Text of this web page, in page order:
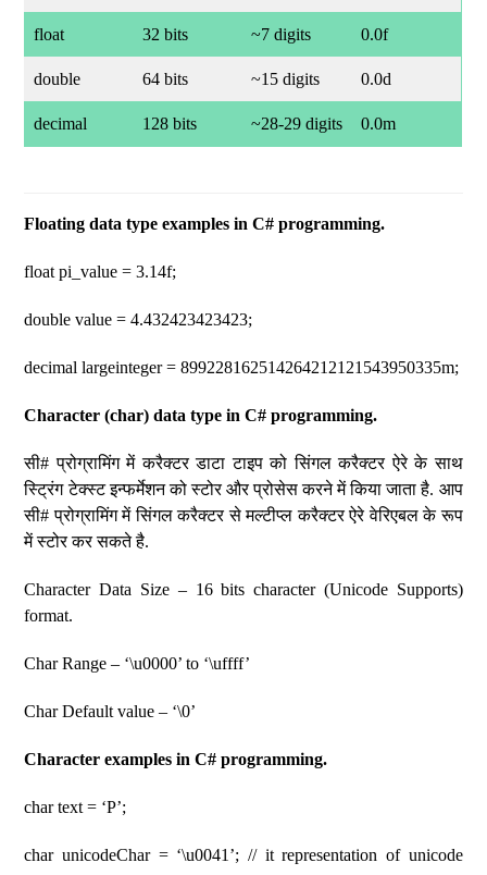
float 32 bits ~7 digits 0.0f
double 64 bits ~15 digits 0.0d
decimal 128 bits ~28-29 digits 0.0m
Floating data type examples in C# programming.
float pi_value = 3.14f;
double value = 4.432423423423;
decimal largeinteger = 899228162514264212121543950335m;
Character (char) data type in C# programming.
सी# प्रोग्रामिंग में करैक्टर डाटा टाइप को सिंगल करैक्टर ऐरे के साथ
स्ट्रिंग टेक्स्ट इन्फर्मेशन को स्टोर और प्रोसेस करने में किया जाता है. आप
सी# प्रोग्रामिंग में सिंगल करैक्टर से मल्टीप्ल करैक्टर ऐरे वेरिएबल के रूप
में स्टोर कर सकते है.
Character Data Size – 16 bits character (Unicode Supports)
format.
Char Range – ‘\u0000’ to ‘\uffff’
Char Default value – ‘\0’
Character examples in C# programming.
char text = ‘P’;
char unicodeChar = ‘\u0041’; // it representation of unicode